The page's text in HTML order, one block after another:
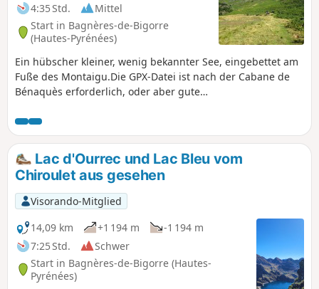
4:35 Std.
Mittel
Start in Bagnères-de-Bigorre
(Hautes-Pyrénées)
Ein hübscher kleiner, wenig bekannter See, eingebettet am
Fuße des Montaigu.Die GPX-Datei ist nach der Cabane de
Bénaquès erforderlich, oder aber gute
Lac d'Ourrec und Lac Bleu vom
Chiroulet aus gesehen
Visorando-Mitglied
14,09 km
+1 194 m
-1 194 m
7:25 Std.
Schwer
Start in Bagnères-de-Bigorre (Hautes-
Pyrénées)